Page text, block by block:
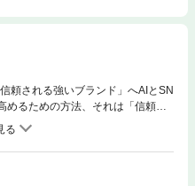
頼される強いブランド」へAIとSN
るための方法、それは「信頼に
型のブランド構築だ！！ナイキ、
と世界を代表する企業のブランド
見と実践的フレームワークを公開